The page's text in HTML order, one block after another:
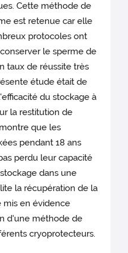
Cette méthode de
est retenue car elle
protocoles ont
le sperme de
taux de réussite très
étude était de
du stockage à
la restitution de
que les
pendant 18 ans
perdu leur capacité
dans une
la récupération de la
mis en évidence
d'une méthode de
cryoprotecteurs.